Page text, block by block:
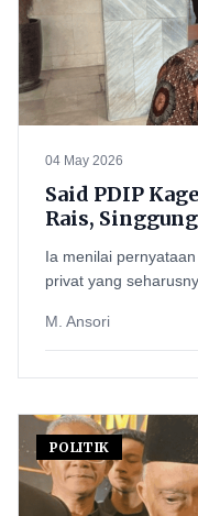
04 May 2026
Said PDIP
Rais,
Ia menilai
privat yang
M. Ansori
POLITIK